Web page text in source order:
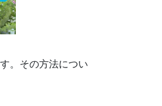
。その方法につい